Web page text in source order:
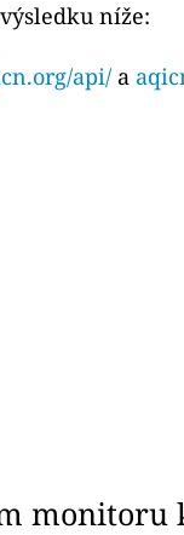
níže:
api/ a
monitoru